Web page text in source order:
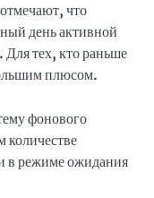
что
день активной
Для тех, кто раньше
плюсом.
фонового
количестве
в режиме ожидания